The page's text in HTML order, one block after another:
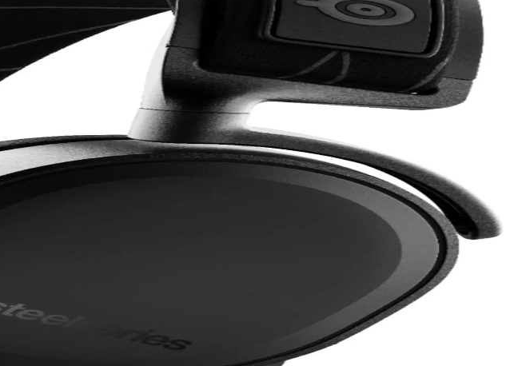
sağlık teknolojileri öne çıkıyor. Bu ürünler, kullanıcıların rutinlerini kolaylaştırıyor ve gerçek
ve şık bir oyuncu kulaklığıdır.
tanımlıyor. Kullanıcı konforu ve teknolojik yeniliklerle öne çıkıyor.
bilgiler içerir.
deneyimini artıran profesyonel kulaklık. Dayanıklı yapısı ve mikrofon özellikleriyle öne
Uygun ve kaliteli parçalarla kulaklığınızı yenileyin.